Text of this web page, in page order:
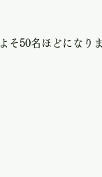
そ50名ほどになり